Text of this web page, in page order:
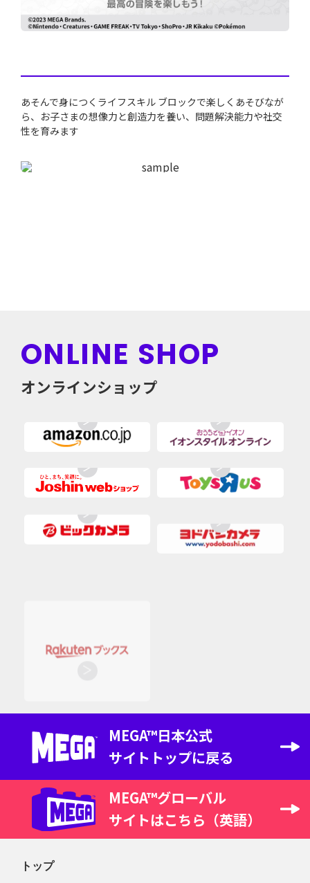
あそんで身につくライフスキル ブロックで楽しくあそびなが
ら、お子さまの想像力と創造力を養い、問題解決能力や社交
性を育みます
ONLINE SHOP
オンラインショップ
MEGA™日本公式
サイト トップに戻る
MEGA™グローバル
サイトはこちら（英語）
トップ